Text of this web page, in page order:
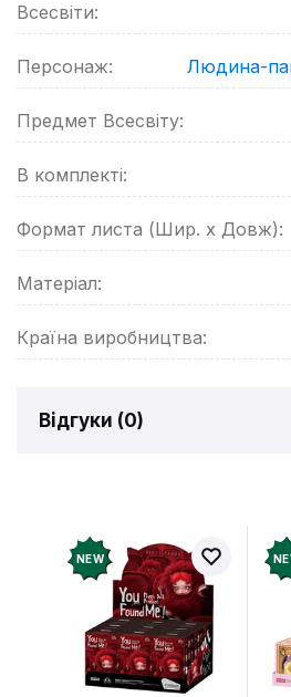
Всесвіти:
Персонаж: Людина-
Предмет Всесвіту:
В комплекті:
Формат листа (Шир. х Довж):
Матеріал:
Країна виробництва:
Відгуки (0)
Додайте відгук і
рахунок
Залишити
NEW